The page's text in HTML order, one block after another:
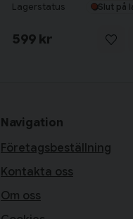
Lagerstatus Slut på
599 kr
Navigation
Företagsbeställning
Kontakta oss
Om oss